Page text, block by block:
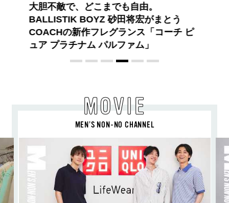
高橋璃央と、ジュエッテの出会い。夏の
定番、ピンクゴールドが印象的
な“SUMMER PINK”［meets Jouete!
Vol.12］
MOVIE
MEN’S NON-NO CHANNEL